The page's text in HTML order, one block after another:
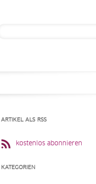
ARTIKEL ALS RSS
kostenlos abonnieren
KATEGORIEN